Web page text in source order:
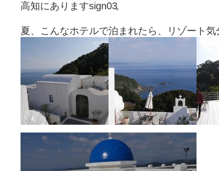
高知にあります 。
夏、こんなホテルで泊まれたら、リゾート気